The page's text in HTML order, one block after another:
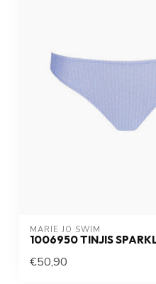
MARIE JO SWIM
1006950 TINJIS
€50,90